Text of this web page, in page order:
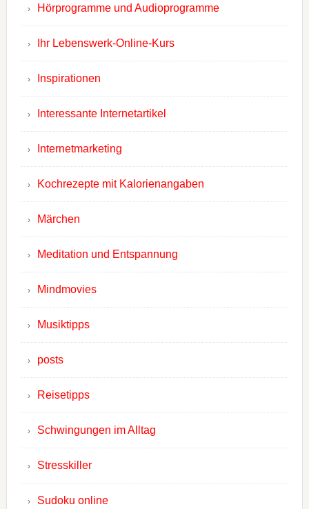
Hörprogramme und Audioprogramme
Ihr Lebenswerk-Online-Kurs
Inspirationen
Interessante Internetartikel
Internetmarketing
Kochrezepte mit Kalorienangaben
Märchen
Meditation und Entspannung
Mindmovies
Musiktipps
posts
Reisetipps
Schwingungen im Alltag
Stresskiller
Sudoku online